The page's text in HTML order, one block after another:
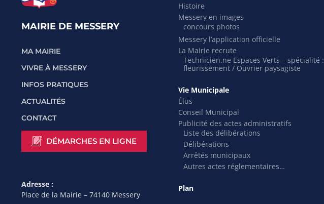
MAIRIE DE MESSERY
MA MAIRIE
VIVRE À MESSERY
INFOS PRATIQUES
ACTUALITÉS
CONTACT
DÉMARCHES EN LIGNE
Adresse :
Place de la Mairie – 74140 Messery
Histoire
Messery en images
concours photos
Messery l’application officielle
La Mairie recrute
Technicien.ne Espaces Verts – spécialité :
fleurissement / Ouvrier paysagiste
Vie Municipale
Élus
Conseil Municipal
Publicité des actes administratifs
Liste des délibérations
Délibérations
Arrêtés municipaux
Autres actes réglementaires…
Plan